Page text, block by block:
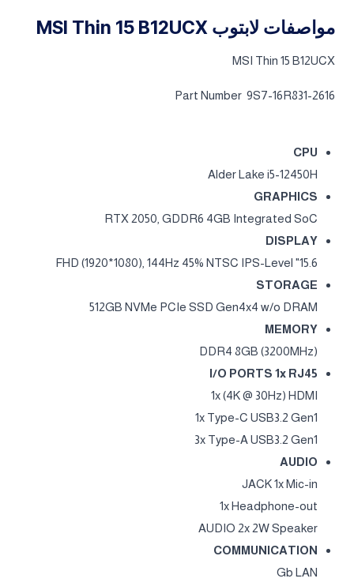
مواصفات لابتوب MSI Thin 15 B12UCX
MSI Thin 15 B12UCX
Part Number 9S7-16R831-2616
CPU
Alder Lake i5-12450H
GRAPHICS
RTX 2050, GDDR6 4GB Integrated SoC
DISPLAY
15.6" FHD (1920*1080), 144Hz 45% NTSC IPS-Level
STORAGE
512GB NVMe PCIe SSD Gen4x4 w/o DRAM
MEMORY
DDR4 8GB (3200MHz)
I/O PORTS 1x RJ45
1x (4K @ 30Hz) HDMI
1x Type-C USB3.2 Gen1
3x Type-A USB3.2 Gen1
AUDIO
JACK 1x Mic-in
1x Headphone-out
AUDIO 2x 2W Speaker
COMMUNICATION
Gb LAN